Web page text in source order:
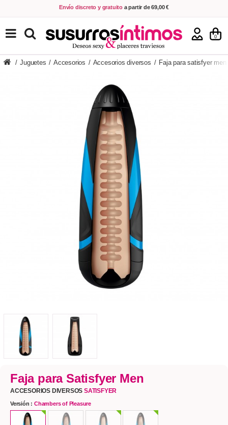
Envío discreto y gratuito a partir de 69,00 €
0
VER PRODUCTOS
/ Juguetes / Accesorios / Accesorios diversos / Faja para satisfyer men
Faja para Satisfyer Men
ACCESORIOS DIVERSOSSATISFYER
Versión : Chambers of Pleasure